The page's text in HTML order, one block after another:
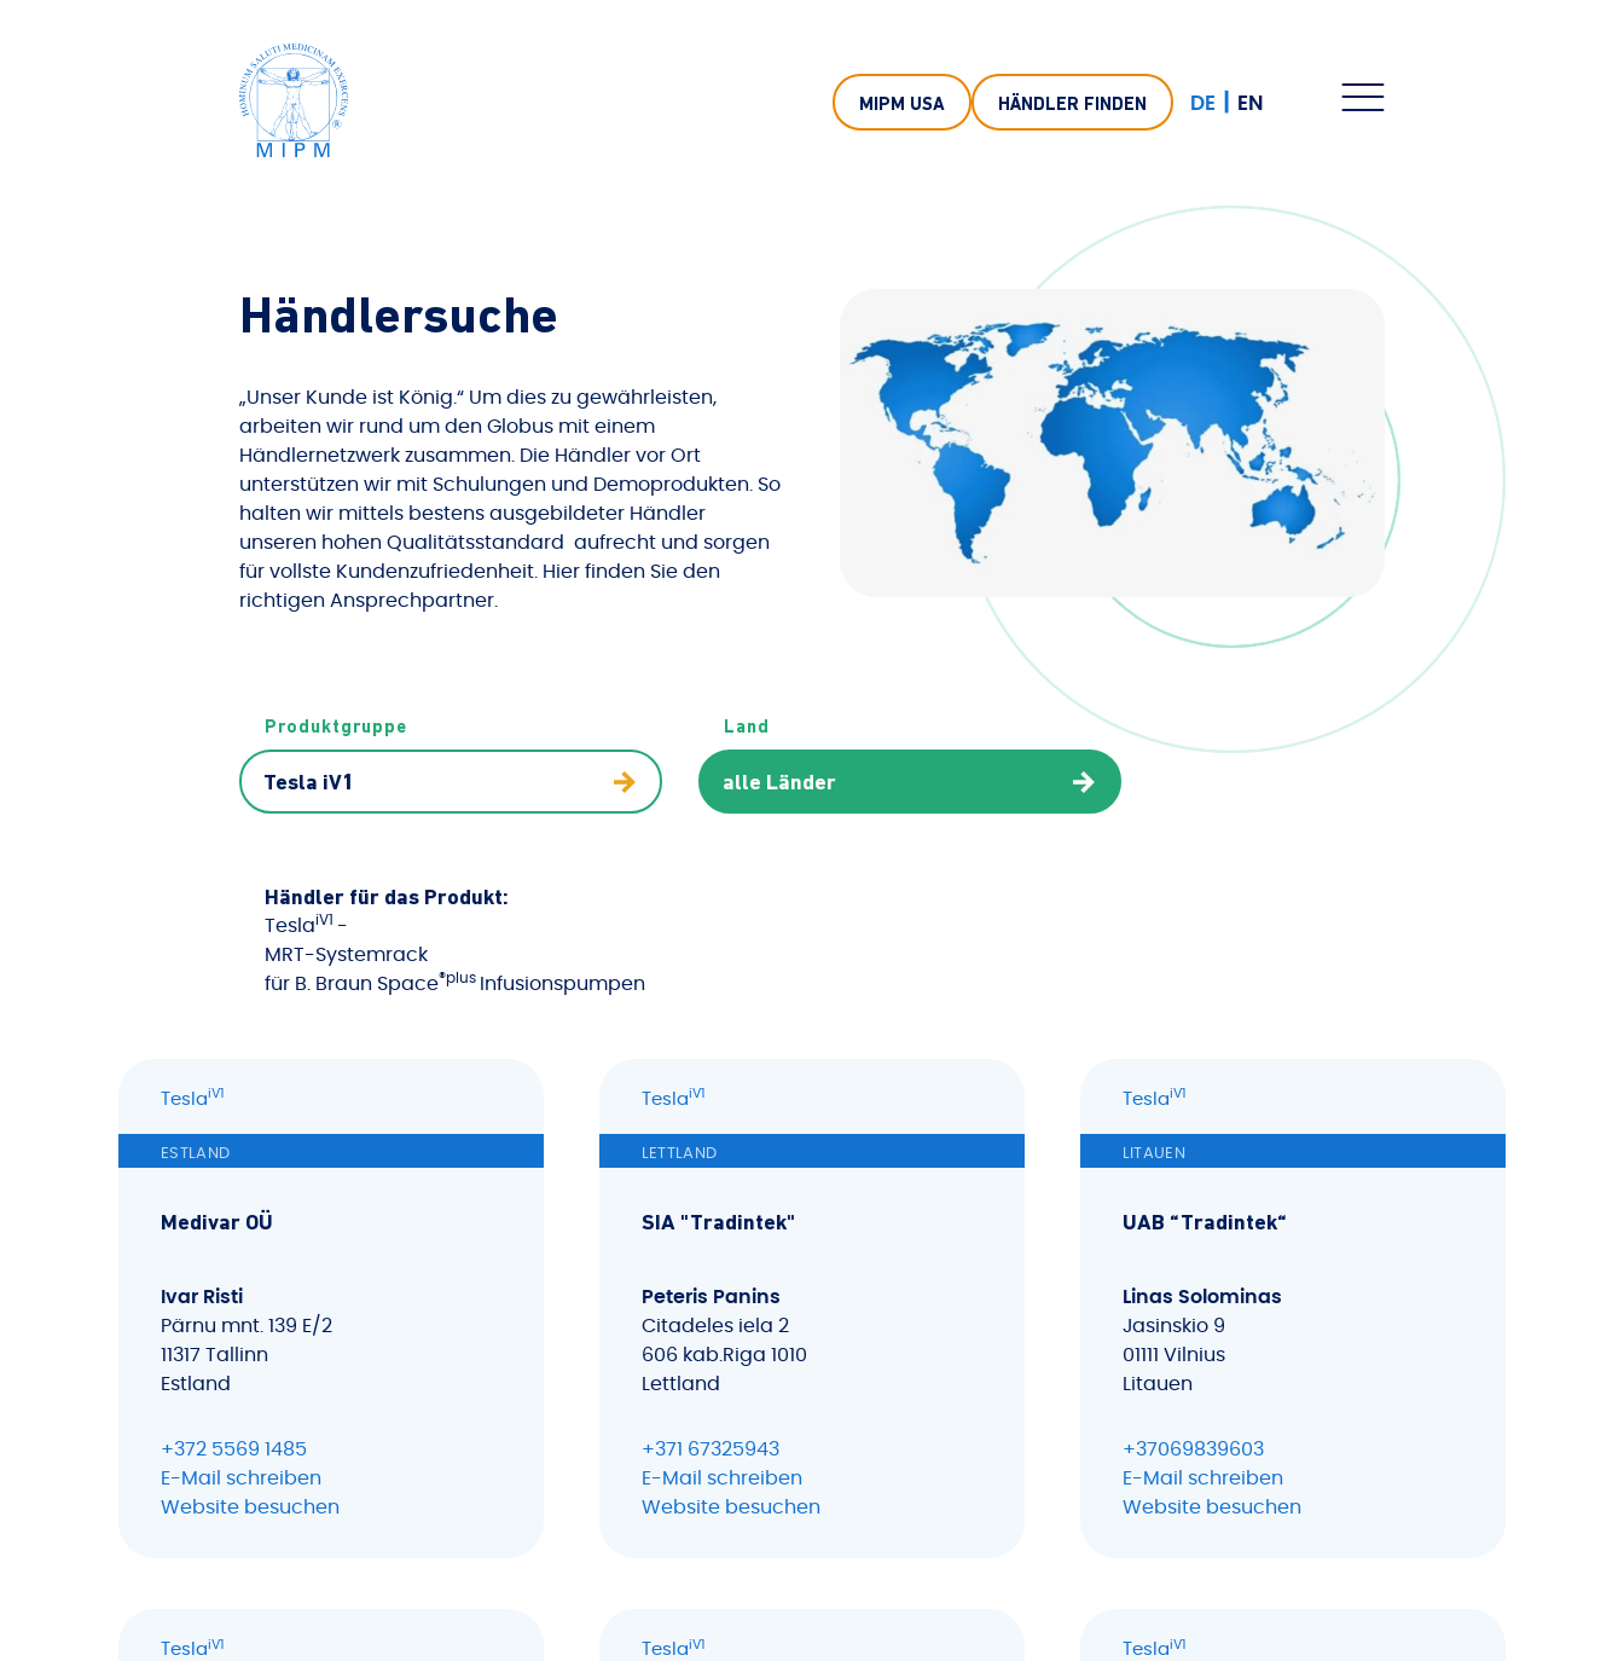
MIPM USA HÄNDLER FINDEN DE EN
Händlersuche
„Unser Kunde ist König.“ Um dies zu gewährleisten,
arbeiten wir rund um den Globus mit einem
Händlernetzwerk zusammen. Die Händler vor Ort
unterstützen wir mit Schulungen und Demoprodukten. So
halten wir mittels bestens ausgebildeter Händler
unseren hohen Qualitätsstandard aufrecht und sorgen
für vollste Kundenzufriedenheit. Hier finden Sie den
richtigen Ansprechpartner.
Produktgruppe Land
Händler für das Produkt:
TeslaiV1 -
MRT-Systemrack
für B. Braun Space®plus Infusionspumpen
TeslaiV1
ESTLAND
Medivar OÜ
Ivar Risti
Pärnu mnt. 139 E/2
11317 Tallinn
Estland
+372 5569 1485
E-Mail schreiben
Website besuchen
TeslaiV1
LETTLAND
SIA "Tradintek"
Peteris Panins
Citadeles iela 2
606 kab.Riga 1010
Lettland
+371 67325943
E-Mail schreiben
Website besuchen
TeslaiV1
LITAUEN
UAB “Tradintek“
Linas Solominas
Jasinskio 9
01111 Vilnius
Litauen
+37069839603
E-Mail schreiben
Website besuchen
TeslaiV1 TeslaiV1 TeslaiV1